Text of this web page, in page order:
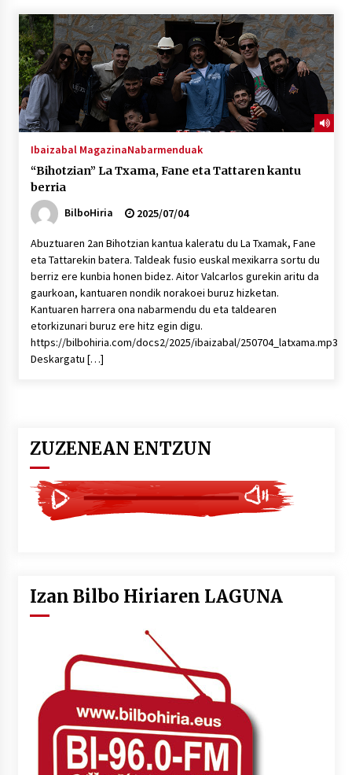
“Hiztegi bat” Gorka Urbizuk idatzitako letren
hiztegia
2026/07/23
Bakaikuko barnetegitik gazteek egindako saio
berezia
Tuba eta bonbardinoaren astea, Bilboko
2026/07/16
2026/07/15
Gaur abitua da Bilbao bbk live jaialdia
2026/07/09
da
2026/07/07
2026/07/03
SOINUGELA: Paul McCartney eta Ringo Starr-en
lan berriak
2026/07/03
MUSIBLA #297: Bide, Boards Of Canada, Somak,
Tiga, Twisted Teens, Underscores, Habia
Ibaizabal MagazinaNabarmenduak
“Bihotzian” La Txama, Fane eta Tattaren kantu
berria
BilboHiria
2025/07/04
Abuztuaren 2an Bihotzian kantua kaleratu du La Txamak, Fane
eta Tattarekin batera. Taldeak fusio euskal mexikarra sortu du
berriz ere kunbia honen bidez. Aitor Valcarlos gurekin aritu da
gaurkoan, kantuaren nondik norakoei buruz hizketan.
Kantuaren harrera ona nabarmendu du eta taldearen
etorkizunari buruz ere hitz egin digu.
https://bilbohiria.com/docs2/2025/ibaizabal/250704_latxama.mp3
Deskargatu […]
ZUZENEAN ENTZUN
Izan Bilbo Hiriaren LAGUNA